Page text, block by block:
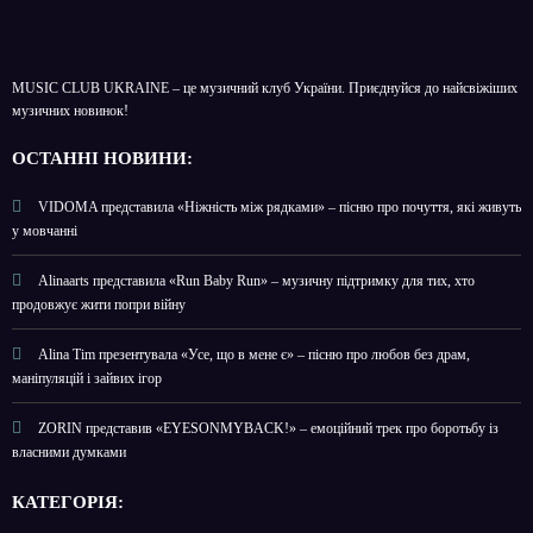
MUSIC CLUB UKRAINE – це музичний клуб України. Приєднуйся до найсвіжіших
музичних новинок!
ОСТАННІ НОВИНИ:
VIDOMA представила «Ніжність між рядками» – пісню про почуття, які живуть
у мовчанні
Alinaarts представила «Run Baby Run» – музичну підтримку для тих, хто
продовжує жити попри війну
Alina Tim презентувала «Усе, що в мене є» – пісню про любов без драм,
маніпуляцій і зайвих ігор
ZORIN представив «EYESONMYBACK!» – емоційний трек про боротьбу із
власними думками
КАТЕГОРІЯ: